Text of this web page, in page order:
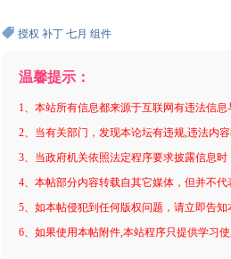
授权 补丁 七月 组件
温馨提示：
1、本站所有信息都来源于互联网有违法信
2、当有关部门，发现本论坛有违规,违法内
3、当政府机关依照法定程序要求披露信息
4、本帖部分内容转载自其它媒体，但并不
5、如本帖侵犯到任何版权问题，请立即告
6、如果使用本帖附件,本站程序只提供学习